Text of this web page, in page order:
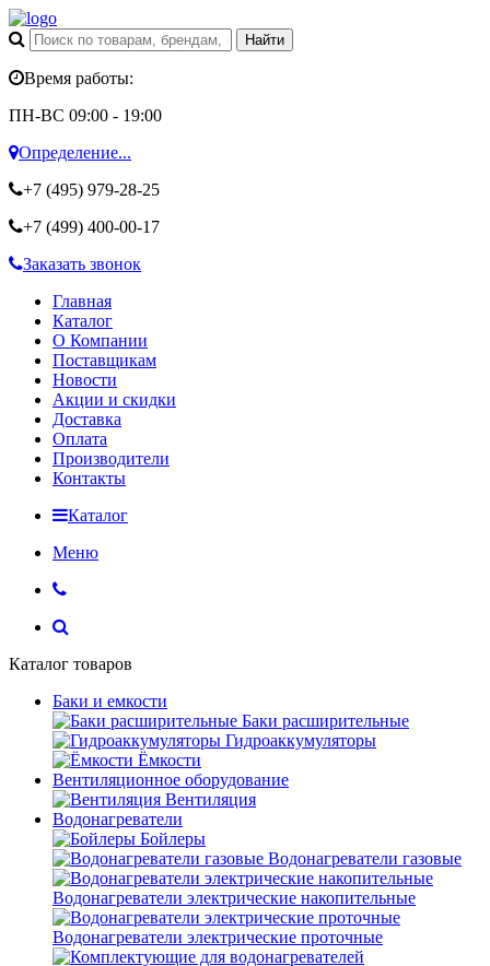
Время работы:
ПН-ВС 09:00 - 19:00
Определение...
+7 (495) 979-28-25
+7 (499) 400-00-17
Заказать звонок
Главная
Каталог
О Компании
Поставщикам
Новости
Акции и скидки
Доставка
Оплата
Производители
Контакты
Каталог
Меню
Каталог товаров
Баки и емкости
Баки расширительные
Гидроаккумуляторы
Ёмкости
Вентиляционное оборудование
Вентиляция
Водонагреватели
Бойлеры
Водонагреватели газовые
Водонагреватели электрические накопительные
Водонагреватели электрические проточные